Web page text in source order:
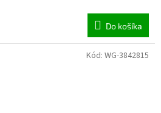
Do košíka
Kód: WG-3842815